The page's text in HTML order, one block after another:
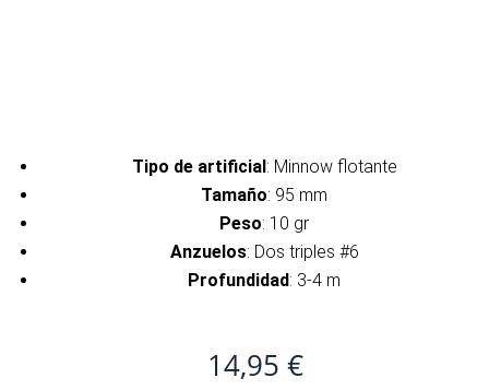
Tipo de artificial: Minnow flotante
Tamaño: 95 mm
Peso: 10 gr
Anzuelos: Dos triples #6
Profundidad: 3-4 m
14,95 €